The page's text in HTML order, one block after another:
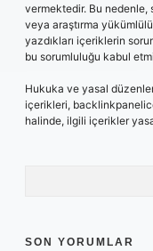
vermektedir. Bu
veya araştırma
yazdıkları içeriklerin
bu sorumluluğu kabul
Hukuka ve yasal
içerikleri,
halinde, ilgili içerikler
SON YORUMLAR